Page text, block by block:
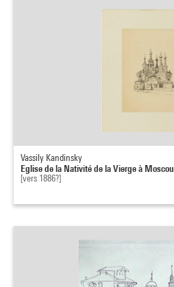
Vassily Kandinsky
Eglise de la Nativité de la Vierge à Moscou
[vers 1886?]